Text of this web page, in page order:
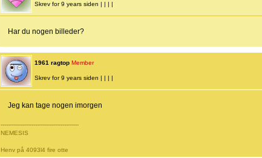
Skrev for 9 years siden | | | |
Har du nogen billeder?
1961 ragtop Member
Skrev for 9 years siden | | | |
Jeg kan tage nogen imorgen
-------------------------------------------
NEMESIS
Henv på 4093l4 fire otte